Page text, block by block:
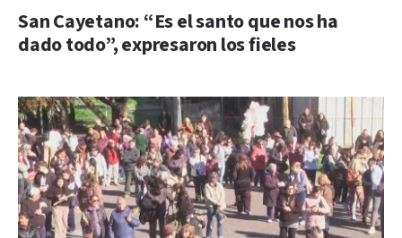
San Cayetano: “Es el santo que nos ha
dado todo”, expresaron los fieles